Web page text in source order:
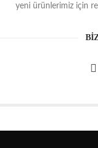
yeni ürünlerimiz için